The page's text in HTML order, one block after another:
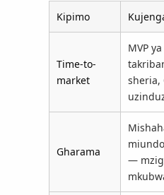
Kipimo
Time-to-
market
MVP
sheria,
Gharama
—